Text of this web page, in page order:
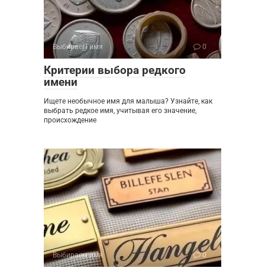
Выбираем имя 0
Критерии выбора редкого
имени
Ищете необычное имя для малыша? Узнайте, как
выбрать редкое имя, учитывая его значение,
происхождение
Выбираем имя 0